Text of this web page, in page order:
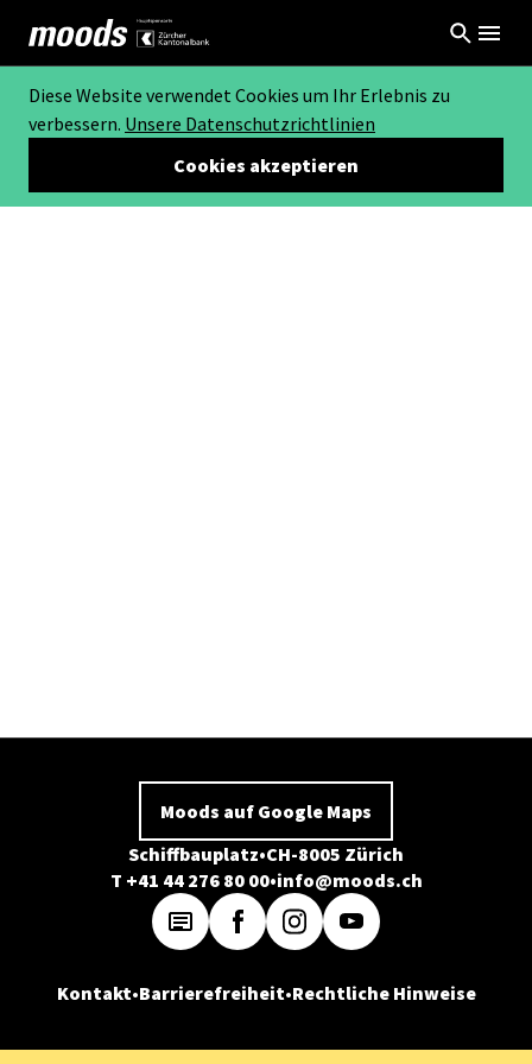
Diese Website verwendet Cookies um Ihr Erlebnis zu
verbessern. Unsere Datenschutzrichtlinien
Cookies akzeptieren
Moods auf Google Maps
Schiffbauplatz CH-8005 Zürich
T +41 44 276 80 00 info@moods.ch
Kontakt Barrierefreiheit Rechtliche Hinweise